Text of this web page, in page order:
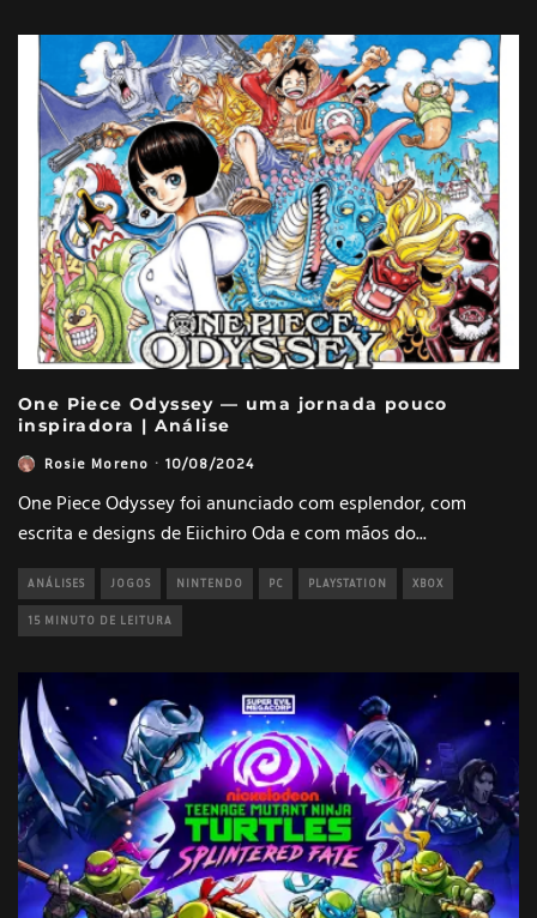
One Piece Odyssey — uma jornada pouco
inspiradora | Análise
Rosie Moreno · 10/08/2024
One Piece Odyssey foi anunciado com esplendor, com
escrita e designs de Eiichiro Oda e com mãos do...
ANÁLISES JOGOS NINTENDO PC PLAYSTATION XBOX
15 MINUTO DE LEITURA